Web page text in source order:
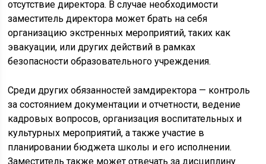
отсутствие директора. В случае необходимости
заместитель директора может брать на себя
организацию экстренных мероприятий, таких как
эвакуации, или других действий в рамках
безопасности образовательного учреждения.
Среди других обязанностей замдиректора — контроль
за состоянием документации и отчетности, ведение
кадровых вопросов, организация воспитательных и
культурных мероприятий, а также участие в
планировании бюджета школы и его исполнении.
Заместитель также может отвечать за дисциплину